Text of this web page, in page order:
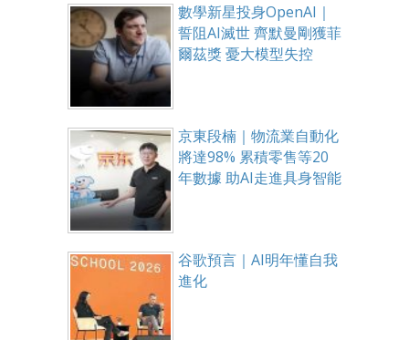
數學新星投身OpenAI｜
誓阻AI滅世 齊默曼剛獲菲
爾茲獎 憂大模型失控
京東段楠｜物流業自動化
將達98% 累積零售等20
年數據 助AI走進具身智能
谷歌預言｜AI明年懂自我
進化